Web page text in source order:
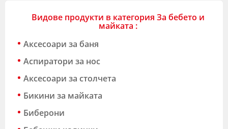
Видове продукти в категория За бебето и
майката :
Аксесоари за баня
Аспиратори за нос
Аксесоари за столчета
Бикини за майката
Биберони